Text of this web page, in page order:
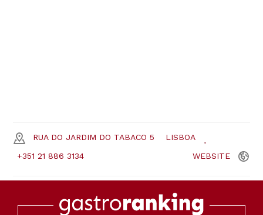
RUA DO JARDIM DO TABACO 5 LISBOA
+351 21 886 3134 WEBSITE